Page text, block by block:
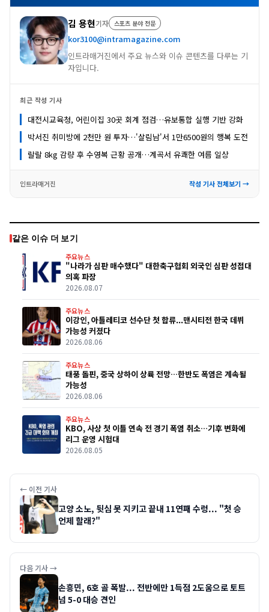
김 용현기자 스포츠 분야 전문
kor3100@intramagazine.com
인트라매거진에서 주요 뉴스와 이슈 콘텐츠를 다루는 기
자입니다.
최근 작성 기사
대전시교육청, 어린이집 30곳 회계 점검…유보통합 실행 기반 강화
박서진 취미방에 2천만 원 투자…'살림남'서 1만6500원의 행복 도전
랄랄 8kg 감량 후 수영복 근황 공개…계곡서 유쾌한 여름 일상
인트라매거진 작성 기사 전체보기 →
같은 이슈 더 보기
주요뉴스
"나라가 심판 매수했다" 대한축구협회 외국인 심판 성접대
의혹 파장
2026.08.07
주요뉴스
이강인, 아틀레티코 선수단 첫 합류...맨시티전 한국 데뷔
가능성 커졌다
2026.08.06
주요뉴스
태풍 돌핀, 중국 상하이 상륙 전망…한반도 폭염은 계속될
가능성
2026.08.06
주요뉴스
KBO, 사상 첫 이틀 연속 전 경기 폭염 취소…기후 변화에
리그 운영 시험대
2026.08.05
← 이전 기사
고양 소노, 뒷심 못 지키고 끝내 11연패 수렁... "첫 승
언제 할래?"
다음 기사 →
손흥민, 6호 골 폭발... 전반에만 1득점 2도움으로 토트
넘 5-0 대승 견인